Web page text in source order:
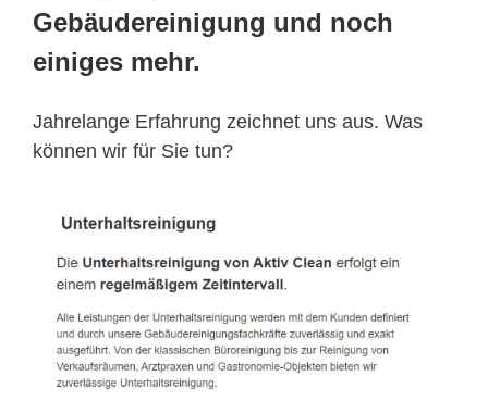
Gebäudereinigung und noch
einiges mehr.
Jahrelange Erfahrung zeichnet uns aus. Was
können wir für Sie tun?